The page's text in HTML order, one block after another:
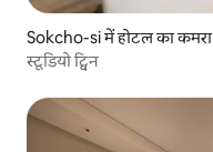
Sokcho-si में होटल का कमरा
स्टूडियो ट्विन